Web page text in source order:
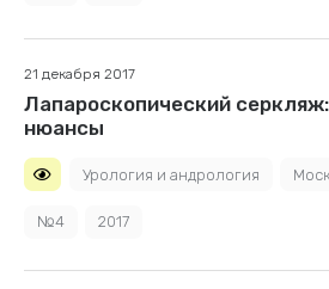
21 декабря 2017
Лапароскопический
нюансы
Урология и андрология
№4 2017